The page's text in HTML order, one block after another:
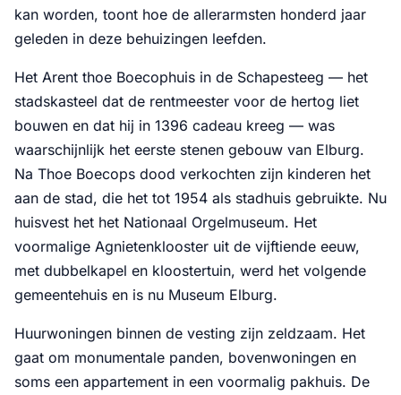
kan worden, toont hoe de allerarmsten honderd jaar
geleden in deze behuizingen leefden.
Het Arent thoe Boecophuis in de Schapesteeg — het
stadskasteel dat de rentmeester voor de hertog liet
bouwen en dat hij in 1396 cadeau kreeg — was
waarschijnlijk het eerste stenen gebouw van Elburg.
Na Thoe Boecops dood verkochten zijn kinderen het
aan de stad, die het tot 1954 als stadhuis gebruikte. Nu
huisvest het het Nationaal Orgelmuseum. Het
voormalige Agnietenklooster uit de vijftiende eeuw,
met dubbelkapel en kloostertuin, werd het volgende
gemeentehuis en is nu Museum Elburg.
Huurwoningen binnen de vesting zijn zeldzaam. Het
gaat om monumentale panden, bovenwoningen en
soms een appartement in een voormalig pakhuis. De